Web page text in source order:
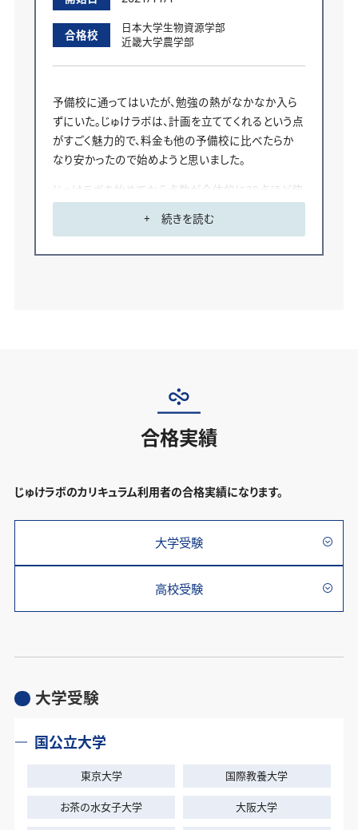
う」などと、自分の中でさらに細かくスケジュールを
組み立てることができました。1人で黙々と目標に向
かって勉強したい人におすすめです。
持ちがあり、高校2年生の総合学習で県内の大学を
調べたときに大学が公式に出しているYouTubeの動
画を見て、面白そうだなと思ったので宮城大学看護
学群に決めました。
無事合格したので、まずはしっかり休んで受験の疲れ
を取りたいと思います。その後は大学の友達と一緒に
大学生活を楽しみながら、4年後の国試に備えたいと
思います。
合格校
日本大学生物資源学部
近畿大学農学部
予備校に通ってはいたが、勉強の熱がなかなか入ら
ずにいた。じゅけラボは、計画を立ててくれるという点
がすごく魅力的で、料金も他の予備校に比べたらか
なり安かったので始めようと思いました。
じゅけラボを始めてから点数が全体的に30点ほど伸
をたててくれたおかげで取り組みやすく、勉強の習慣
+ 続きを読む
N.T さん
高専受験対策講座
開始日 2021/12/16
していけばいいという方針に惹かれました。じゅけラ
ボを始める前まではあまり勉強をしていなかったの
ですが、じゅけラボを始めてからは自主的に勉強が
使いこなせるようになりました。
お名前 Y さん
2021/3/16
生物の偏差値が50→66にアップ
じゅけラボを始める前は、学校の課題はきちんと取り
組んでいましたが、受験勉強はそれほどしていません
でした。
学校の授業だけでは自分の弱点を克服することがで
合格実績
じゅけラボのカリキュラム利用者の合格実績になります。
大学受験
高校受験
大学受験
国公立大学
東京大学 国際教養大学
お茶の水女子大学 大阪大学